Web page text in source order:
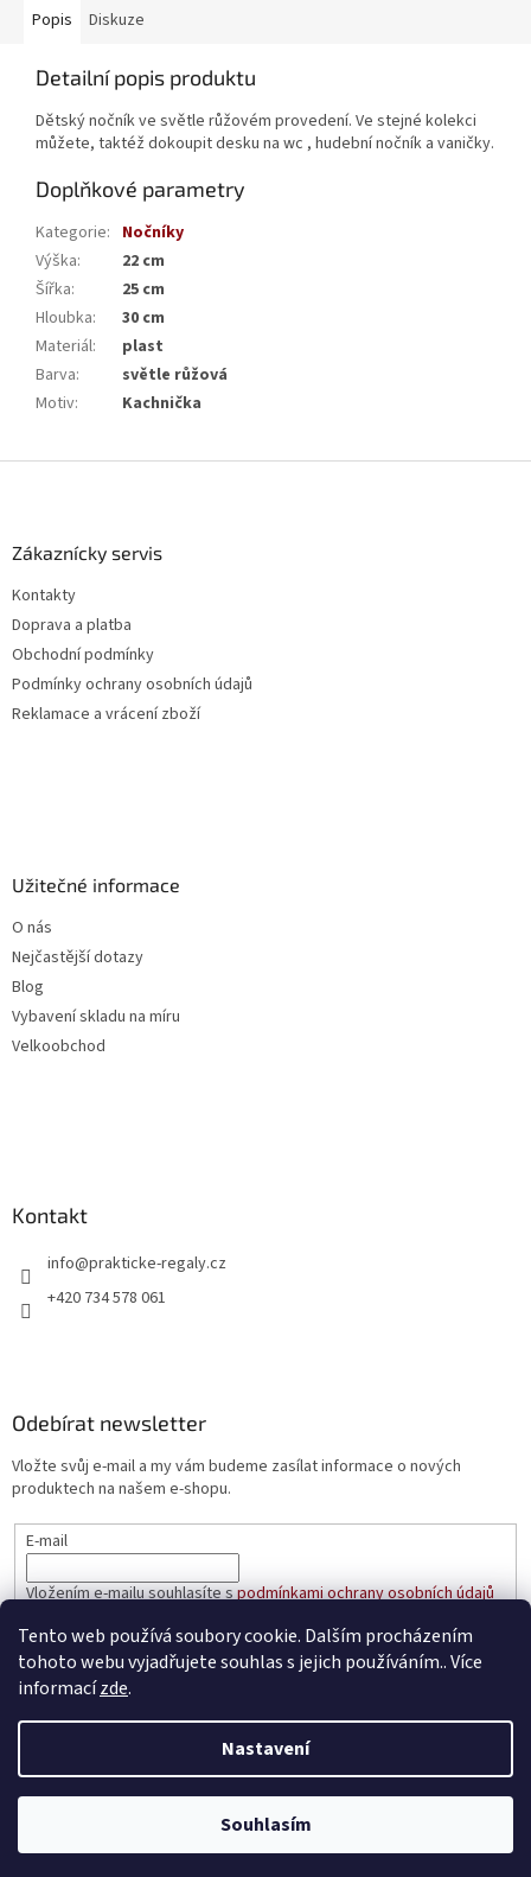
Tento web používá soubory cookie. Dalším procházením
tohoto webu vyjadřujete souhlas s jejich používáním.. Více
informacízde.
Nastavení
Souhlasím
Popis Diskuze
Detailní popis produktu
Dětský nočník ve světle růžovém provedení. Ve stejné kolekci
můžete, taktéž dokoupit desku na wc , hudební nočník a vaničky.
Doplňkové parametry
Kategorie: Nočníky
Výška:
22 cm
Šířka:
25 cm
Hloubka:
30 cm
Materiál:
plast
Barva:
světle růžová
Motiv: Kachnička
Zákaznícky servis
Kontakty
Doprava a platba
Obchodní podmínky
Podmínky ochrany osobních údajů
Reklamace a vrácení zboží
Užitečné informace
O nás
Nejčastější dotazy
Blog
Vybavení skladu na míru
Velkoobchod
Kontakt
info@prakticke-regaly.cz
+420 734 578 061
Odebírat newsletter
Vložte svůj e-mail a my vám budeme zasílat informace o nových
produktech na našem e-shopu.
E-mail
Vložením e-mailu souhlasíte spodmínkami ochrany osobních údajů
PŘIHLÁSIT SE
Vytvořil Shoptet
prakticke-regaly.cz. Všechna práva vyhrazena.